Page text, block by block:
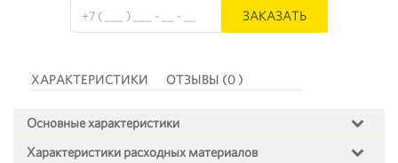
ЗАКАЗАТЬ
ХАРАКТЕРИСТИКИ ОТЗЫВЫ (0 )
Основные характеристики
Характеристики расходных материалов